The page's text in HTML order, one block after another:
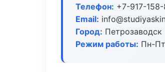
Телефон: +7-917-
Email:
Город: Петрозаводск
Режим работы: Пн-